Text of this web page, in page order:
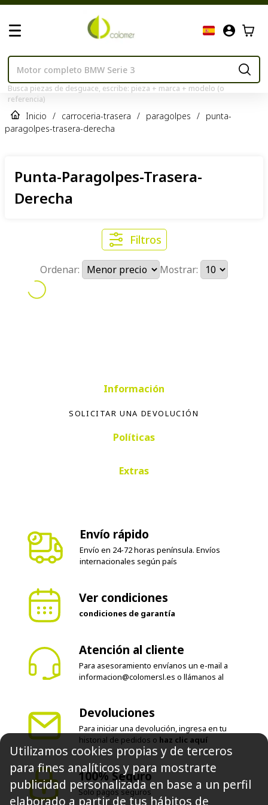
Busca piezas de desguace, escribe: pieza + marca + modelo (o
referencia)
Inicio / carroceria-trasera / paragolpes / punta-
paragolpes-trasera-derecha
Punta-Paragolpes-Trasera-
Derecha
Filtros
Ordenar: Mostrar:
SOLICITAR UNA DEVOLUCIÓN
Políticas
Envío en 24-72 horas península. Envíos
internacionales según país
condiciones de garantía
Para asesoramiento envíanos un e-mail a
informacion@colomersl.es o llámanos al
Para iniciar una devolución, ingresa en tu
historial de pedidos o
100% Seguro
Solo pagos seguros
Utilizamos cookies propias y de terceros
para fines analíticos y para mostrarte
publicidad personalizada en base a un perfil
elaborado a partir de tus hábitos de